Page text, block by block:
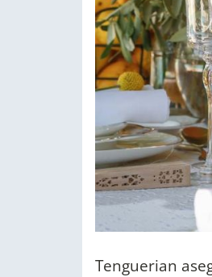
Tenguerian